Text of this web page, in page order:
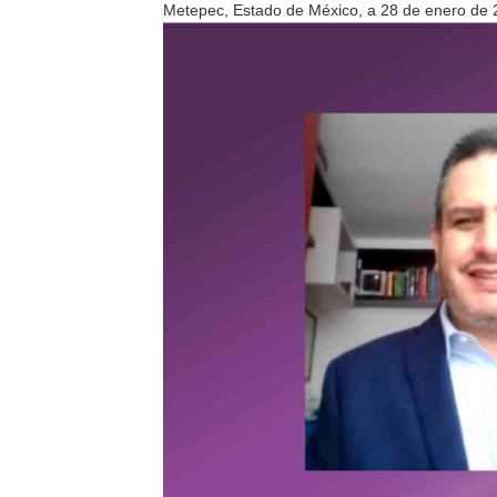
Metepec, Estado de México, a 28 de enero de